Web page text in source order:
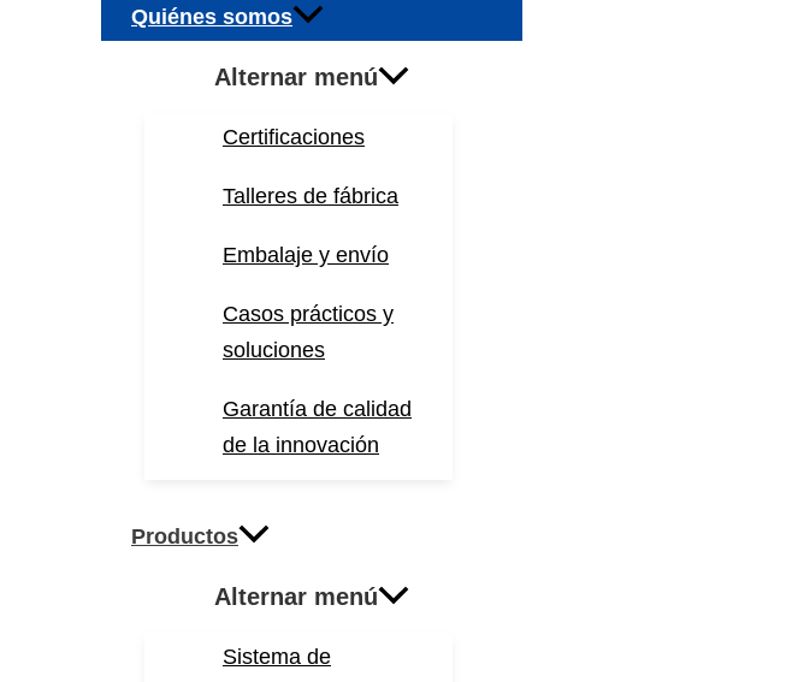
Quiénes somos
Alternar menú
Certificaciones
Talleres de fábrica
Embalaje y envío
Casos prácticos y
soluciones
Garantía de calidad
de la innovación
Productos
Alternar menú
Sistema de